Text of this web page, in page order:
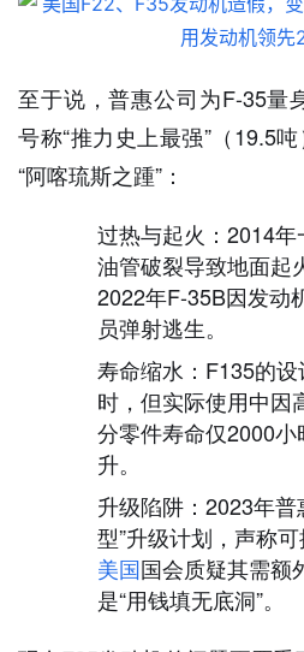
至于说，普惠公司为F-35量
号称“推力史上最强”（19.5
“阿喀琉斯之踵”：
过热与起火：2014
油管破裂导致地面起
2022年F-35B因发动
员弹射逃生。
寿命缩水：F135的
时，但实际使用中因
分零件寿命仅2000
升。
升级陷阱：2023年普
型”升级计划，声称
美国国会质疑其需额
是“用钱填无底洞”。